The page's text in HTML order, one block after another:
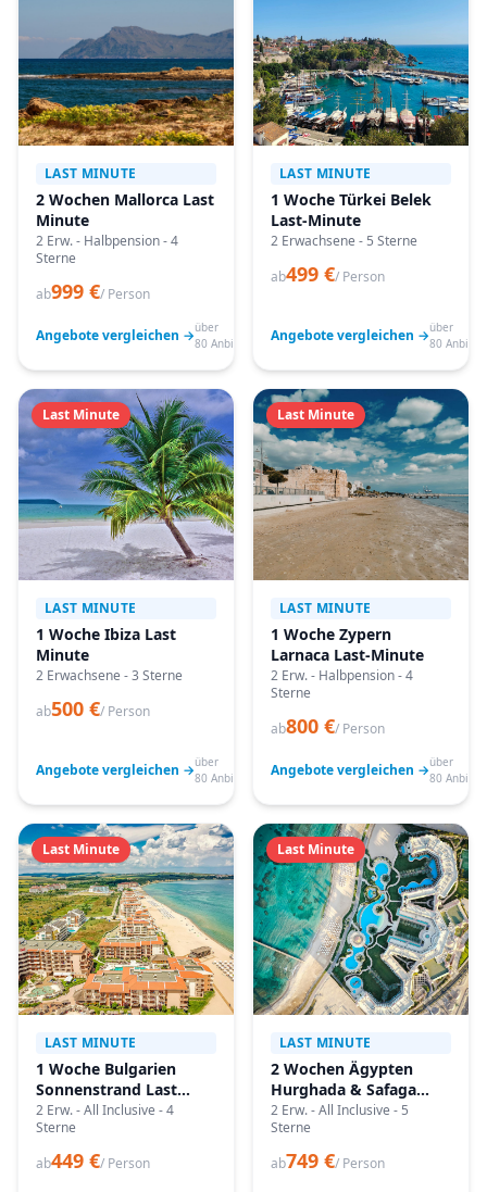
LAST MINUTE
2 Wochen Mallorca Last
Minute
2 Erw. - Halbpension - 4
Sterne
ab999 €/ Person
Angebote vergleichen →über
80 Anbieter
LAST MINUTE
1 Woche Türkei Belek
Last-Minute
2 Erwachsene - 5 Sterne
ab499 €/ Person
Angebote vergleichen →über
80
Last Minute
LAST MINUTE
1 Woche Ibiza Last
Minute
2 Erwachsene - 3 Sterne
ab500 €/ Person
Angebote vergleichen →über
80 Anbieter
Last Minute
LAST MINUTE
1 Woche Zypern
Larnaca Last-Minute
2 Erw. - Halbpension - 4
Sterne
ab800 €/ Person
Angebote vergleichen →über
80
Last Minute
LAST MINUTE
1 Woche Bulgarien
Sonnenstrand Last
Minute
2 Erw. - All Inclusive - 4
Sterne
ab449 €/ Person
Last Minute
LAST MINUTE
2 Wochen Ägypten
Hurghada & Safaga
Last Minute
2 Erw. - All Inclusive - 5
Sterne
ab749 €/ Person